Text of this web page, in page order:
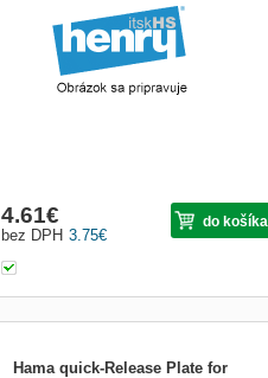
závitu: 8 mm - vnútorný závit: 3/8&quot; -
vonkajší závit: 1/4&quot; - materiál: kov -
balenie: 5 ks - predavane po 1ks
3.75€
bez DPH
4.61€ do košíka
Hama quick-Release Plate for